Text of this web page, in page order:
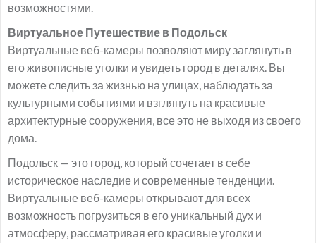
возможностями.
Виртуальное Путешествие в Подольск
Виртуальные веб-камеры позволяют миру заглянуть в
его живописные уголки и увидеть город в деталях. Вы
можете следить за жизнью на улицах, наблюдать за
культурными событиями и взглянуть на красивые
архитектурные сооружения, все это не выходя из своего
дома.
Подольск — это город, который сочетает в себе
историческое наследие и современные тенденции.
Виртуальные веб-камеры открывают для всех
возможность погрузиться в его уникальный дух и
атмосферу, рассматривая его красивые уголки и